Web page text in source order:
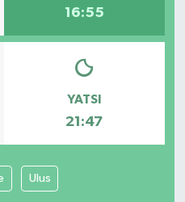
16:55
YATSI
21:47
Ulus